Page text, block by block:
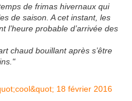
de frimas hivernaux qui
de saison. A cet instant, les
l’heure probable d’arrivée des
chaud bouillant après s’être